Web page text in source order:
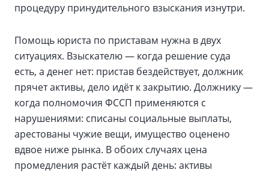
процедуру принудительного взыскания изнутри.
Помощь юриста по приставам нужна в двух
ситуациях. Взыскателю — когда решение суда
есть, а денег нет: пристав бездействует, должник
прячет активы, дело идёт к закрытию. Должнику —
когда полномочия ФССП применяются с
нарушениями: списаны социальные выплаты,
арестованы чужие вещи, имущество оценено
вдвое ниже рынка. В обоих случаях цена
промедления растёт каждый день: активы